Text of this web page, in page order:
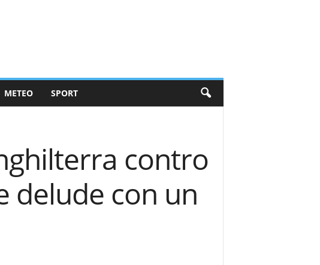
METEO SPORT
contro
delude con un